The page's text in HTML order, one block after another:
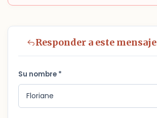
Responder a este mensaje
Su nombre *